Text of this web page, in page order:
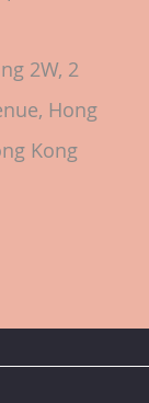
2W, 2
Hong
Kong